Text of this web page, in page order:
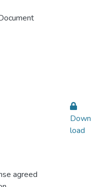
agreed
Down
load